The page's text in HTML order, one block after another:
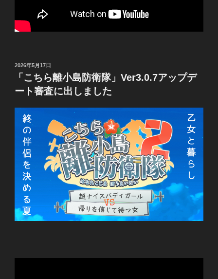
投
2026年5月17日
「こちら離小島防衛隊」Ver3.0.7アップデ
ート審査に出しました